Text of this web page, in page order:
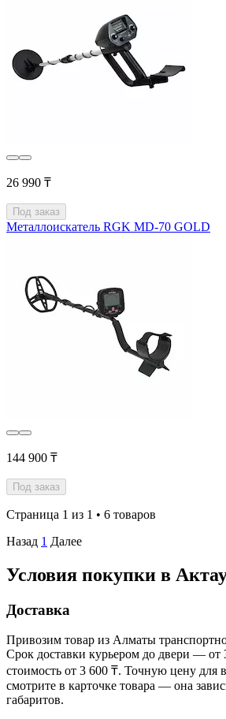
26 990 ₸
Под заказ
Металлоискатель RGK MD-70 GOLD
144 900 ₸
Под заказ
Страница 1 из 1 • 6 товаров
Назад 1 Далее
Условия покупки в
Доставка
Привозим товар из Алматы
Срок доставки курьером до двери — от
стоимость от 3 600 ₸. Точную цену для
смотрите в карточке товара — она
габаритов.